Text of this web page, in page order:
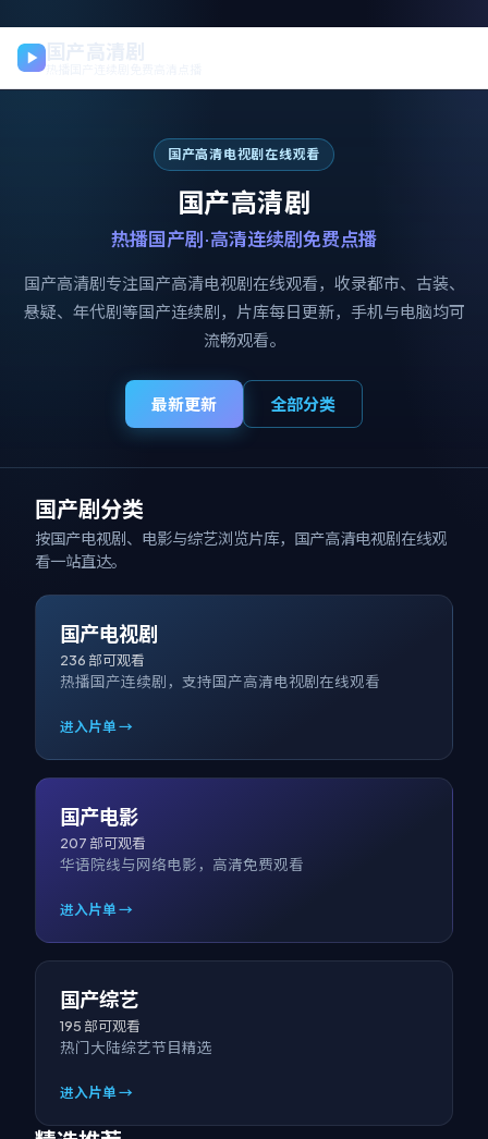
国产高清电视剧在线观看
国产高清剧
热播国产剧·高清连续剧免费点播
国产高清剧专注国产高清电视剧在线观看，收录都市、古装、
悬疑、年代剧等国产连续剧，片库每日更新，手机与电脑均可
流畅观看。
最新更新 全部分类
国产剧分类
按国产电视剧、电影与综艺浏览片库， 国产高清电视剧在线观
看一站直达。
国产电视剧
236 部可观看
热播国产连续剧，支持国产高清电视剧在线观看
进入片单 →
国产电影
207 部可观看
华语院线与网络电影，高清免费观看
进入片单 →
国产综艺
195 部可观看
热门大陆综艺节目精选
进入片单 →